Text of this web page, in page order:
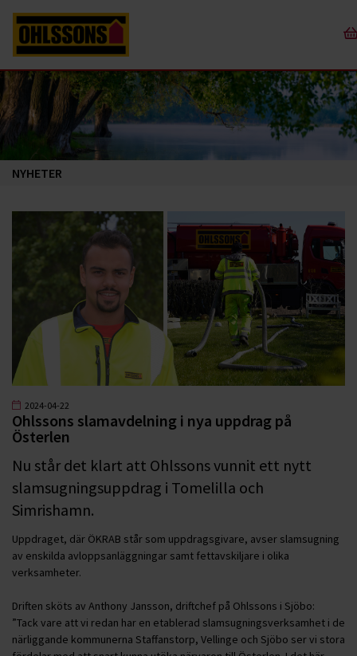
NYHETER
2024-04-22
Ohlssons slamavdelning i nya uppdrag på
Österlen
Nu står det klart att Ohlssons vunnit ett nytt
slamsugningsuppdrag i Tomelilla och
Simrishamn.
Uppdraget, där ÖKRAB står som uppdragsgivare, avser slamsugning
av enskilda avloppsanläggningar samt fettavskiljare i olika
verksamheter.
Driften sköts av Anthony Jansson, driftchef på Ohlssons i Sjöbo:
”Tack vare att vi redan har en etablerad slamsugningsverksamhet i de
närliggande kommunerna Staffanstorp, Vellinge och Sjöbo ser vi stora